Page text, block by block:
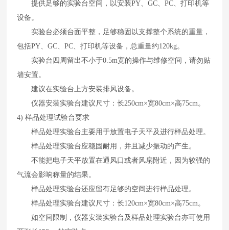
提供足够的实验台空间，以安装PY、GC、PC、打印机等
设备。
实验台必须台面平整，足够稳固以支撑整个系统的重量，
包括PY、GC、PC、打印机等设备，总重量约120kg。
实验台四周留出不小于0.5m宽的操作与维修空间，请勿贴
墙安置。
建议在实验台上方安装排风设备。
仪器安装实验台建议尺寸：长250cm×宽80cm×高75cm。
4)样品处理试验台要求
样品处理实验台主要用于放置电子天平及进行样品处理。
样品处理实验台应稳固耐用，并且减少振动的产生。
不能把电子天平放置在通风口或者风扇附近，因为较强的
气流会影响称量的结果。
样品处理实验台还应留有足够的空间进行样品处理。
样品处理实验台建议尺寸：长120cm×宽80cm×高75cm。
如空间限制，仪器安装实验台及样品处理实验台亦可使用